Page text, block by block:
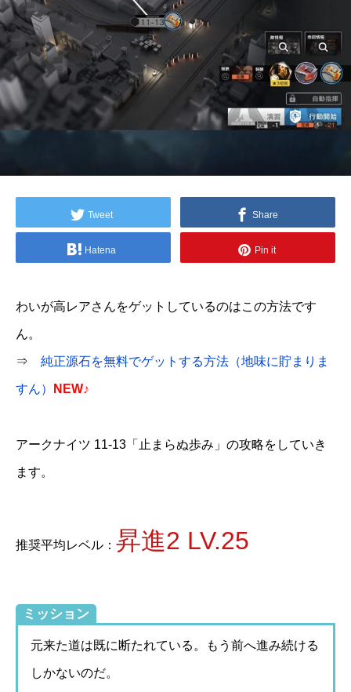
Tweet Share
Hatena Pin it
わいが高レアさんをゲットしているのはこの方法です
ん。
⇒ 純正源石を無料でゲットする方法（地味に貯まりま
すん） NEW♪
アークナイツ 11-13「止まらぬ歩み」の攻略をしていき
ます。
推奨平均レベル： 昇進2 LV.25
ミッション
元来た道は既に断たれている。もう前へ進み続ける
しかないのだ。